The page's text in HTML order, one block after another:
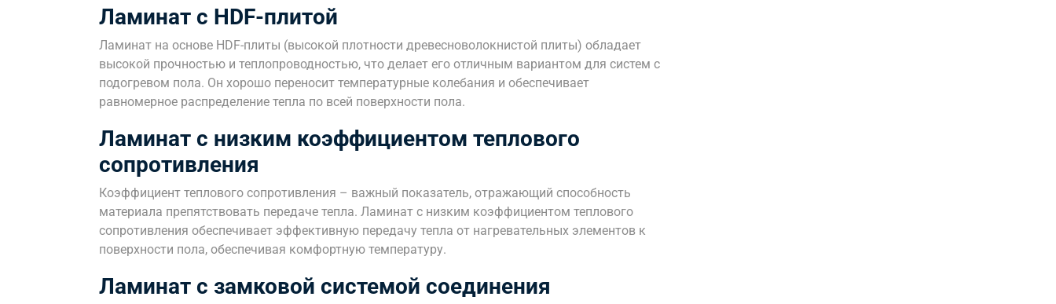
Ламинат с HDF-плитой
Ламинат на основе HDF-плиты (высокой плотности древесноволокнистой плиты) обладает
высокой прочностью и теплопроводностью, что делает его отличным вариантом для систем с
подогревом пола. Он хорошо переносит температурные колебания и обеспечивает
равномерное распределение тепла по всей поверхности пола.
Ламинат с низким коэффициентом теплового
сопротивления
Коэффициент теплового сопротивления – важный показатель, отражающий способность
материала препятствовать передаче тепла. Ламинат с низким коэффициентом теплового
сопротивления обеспечивает эффективную передачу тепла от нагревательных элементов к
поверхности пола, обеспечивая комфортную температуру.
Ламинат с замковой системой соединения